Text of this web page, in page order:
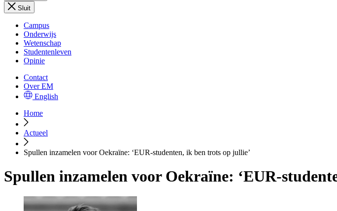
Sluit
Campus
Onderwijs
Wetenschap
Studentenleven
Opinie
Contact
Over EM
English
Home
Actueel
Spullen inzamelen voor Oekraïne: ‘EUR-studenten, ik ben trots op jullie’
Spullen inzamelen voor Oekraïne: ‘EUR-